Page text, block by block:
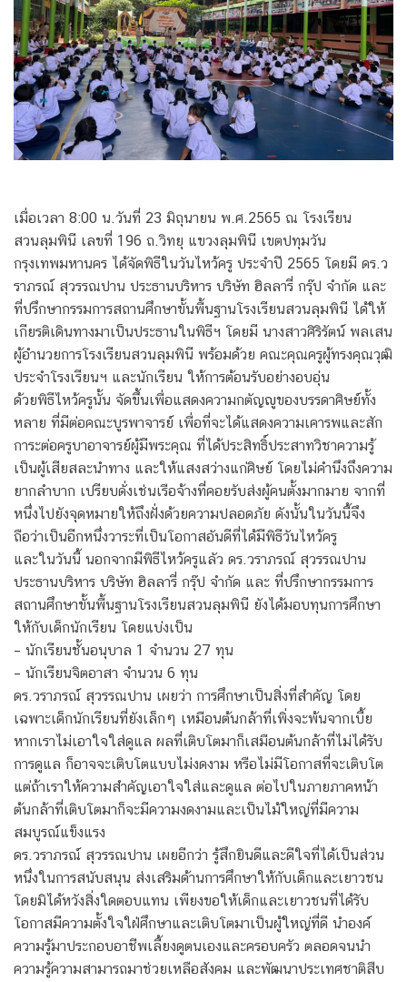
เมื่อเวลา 8:00 น.วันที่ 23 มิถุนายน พ.ศ.2565 ณ โรงเรียน
สวนลุมพินี เลขที่ 196 ถ.วิทยุ แขวงลุมพินี เขตปทุมวัน
กรุงเทพมหานคร ได้จัดพิธีในวันไหว้ครู ประจำปี 2565 โดยมี ดร.ว
ราภรณ์ สุวรรณปาน ประธานบริหาร บริษัท ฮิลลารี่ กรุ๊ป จำกัด และ
ที่ปรึกษากรรมการสถานศึกษาขั้นพื้นฐานโรงเรียนสวนลุมพินี ได้ให้
เกียรติเดินทางมาเป็นประธานในพิธีฯ โดยมี นางสาวศิริรัตน์ พลเสน
ผู้อำนวยการโรงเรียนสวนลุมพินี พร้อมด้วย คณะคุณครูผู้ทรงคุณวุฒิ
ประจำโรงเรียนฯ และนักเรียน ให้การต้อนรับอย่างอบอุ่น
ด้วยพิธีไหว้ครูนั้น จัดขึ้นเพื่อแสดงความกตัญญูของบรรดาศิษย์ทั้ง
หลาย ที่มีต่อคณะบูรพาจารย์ เพื่อที่จะได้แสดงความเคารพและสัก
การะต่อครูบาอาจารย์ผู้มีพระคุณ ที่ได้ประสิทธิ์ประสาทวิชาความรู้
เป็นผู้เสียสละนำทาง และให้แสงสว่างแก่ศิษย์ โดยไม่คำนึงถึงความ
ยากลำบาก เปรียบดั่งเช่นเรือจ้างที่คอยรับส่งผู้คนตั้งมากมาย จากที่
หนึ่งไปยังจุดหมายให้ถึงฝั่งด้วยความปลอดภัย ดังนั้นในวันนี้จึง
ถือว่าเป็นอีกหนึ่งวาระที่เป็นโอกาสอันดีที่ได้มีพิธีวันไหว้ครู
และในวันนี้ นอกจากมีพิธีไหว้ครูแลัว ดร.วราภรณ์ สุวรรณปาน
ประธานบริหาร บริษัท ฮิลลารี่ กรุ๊ป จำกัด และ ที่ปรึกษากรรมการ
สถานศึกษาขั้นพื้นฐานโรงเรียนสวนลุมพินี ยังได้มอบทุนการศึกษา
ให้กับเด็กนักเรียน โดยแบ่งเป็น
– นักเรียนชั้นอนุบาล 1 จำนวน 27 ทุน
– นักเรียนจิตอาสา จำนวน 6 ทุน
ดร.วราภรณ์ สุวรรณปาน เผยว่า การศึกษาเป็นสิ่งที่สำคัญ โดย
เฉพาะเด็กนักเรียนที่ยังเล็กๆ เหมือนต้นกล้าที่เพิ่งจะพ้นจากเบี้ย
หากเราไม่เอาใจใส่ดูแล ผลที่เติบโตมาก็เสมือนต้นกล้าที่ไม่ได้รับ
การดูแล ก็อาจจะเติบโตแบบไม่งดงาม หรือไม่มีโอกาสที่จะเติบโต
แต่ถ้าเราให้ความสำคัญเอาใจใส่และดูแล ต่อไปในภายภาคหน้า
ต้นกล้าที่เติบโตมาก็จะมีความงดงามและเป็นไม้ใหญ่ที่มีความ
สมบูรณ์แข็งแรง
ดร.วราภรณ์ สุวรรณปาน เผยอีกว่า รู้สึกยินดีและดีใจที่ได้เป็นส่วน
หนึ่งในการสนับสนุน ส่งเสริมด้านการศึกษาให้กับเด็กและเยาวชน
โดยมิได้หวังสิ่งใดตอบแทน เพียงขอให้เด็กและเยาวชนที่ได้รับ
โอกาสมีความตั้งใจใฝ่ศึกษาและเติบโตมาเป็นผู้ใหญ่ที่ดี นำองค์
ความรู้มาประกอบอาชีพเลี้ยงดูตนเองและครอบครัว ตลอดจนนำ
ความรู้ความสามารถมาช่วยเหลือสังคม และพัฒนาประเทศชาติสืบ